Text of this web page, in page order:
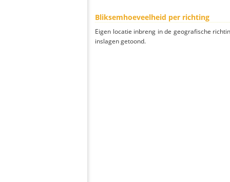
Bliksemhoeveelheid per richting
Eigen locatie inbreng in de geografische
inslagen getoond.